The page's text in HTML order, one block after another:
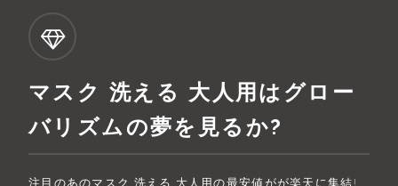
マスク 洗える 大人用はグロー
バリズムの夢を見るか?
注目のあのマスク 洗える 大人用の最安値がが楽天に集結!